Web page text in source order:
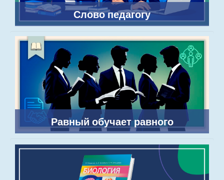
Слово педагогу
Равный обучает равного